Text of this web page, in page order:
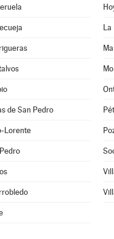
La
de San Pedro
Lorente